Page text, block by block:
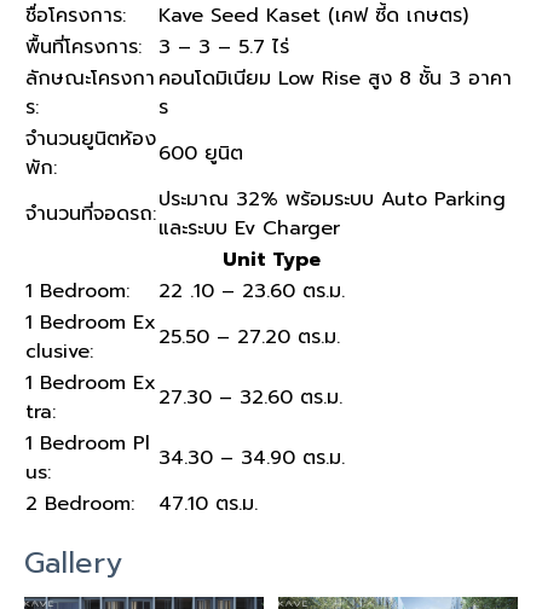
ชื่อโครงการ:
Kave Seed Kaset (เคฟ ซี้ด เกษตร)
พื้นที่โครงการ:
3 – 3 – 5.7 ไร่
ลักษณะโครงกา
ร:
คอนโดมิเนียม Low Rise สูง 8 ชั้น 3 อาคา
ร
จำนวนยูนิตห้อง
พัก:
600 ยูนิต
จำนวนที่จอดรถ:ประมาณ 32% พร้อมระบบ Auto Parking
และระบบ Ev Charger
Unit Type
1 Bedroom:
22 .10 – 23.60 ตร.ม.
1 Bedroom Ex
clusive:
25.50 – 27.20 ตร.ม.
1 Bedroom Ex
tra:
27.30 – 32.60 ตร.ม.
1 Bedroom Pl
us:
34.30 – 34.90 ตร.ม.
2 Bedroom:
47.10 ตร.ม.
Gallery